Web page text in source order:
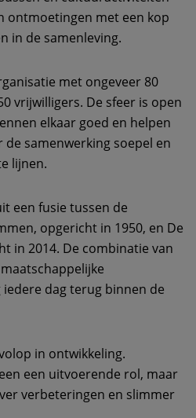
ontmoetingen met een kop
in de samenleving.
met ongeveer 80
vrijwilligers. De sfeer is open
elkaar goed en helpen
samenwerking soepel en
lijnen.
een fusie tussen de
opgericht in 1950, en De
in 2014. De combinatie van
dag terug binnen de
in ontwikkeling.
een uitvoerende rol, maar
verbeteringen en slimmer